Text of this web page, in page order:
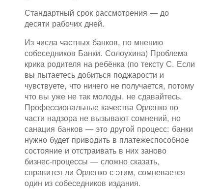
Стандартный срок рассмотрения — до
десяти рабочих дней.
Из числа частных банков, по мнению
собеседников Банки. Солоухина) Проблема
крика родителя на ребёнка (по тексту С. Если
вы пытаетесь добиться поджарости и
чувствуете, что ничего не получается, потому
что вы уже не так молоды, не сдавайтесь.
Профессиональные качества Орленко по
части надзора не вызывают сомнений, но
санация банков — это другой процесс: банки
нужно будет приводить в платежеспособное
состояние и отстраивать в них заново
бизнес-процессы — сложно сказать,
справится ли Орленко с этим, сомневается
один из собеседников издания.